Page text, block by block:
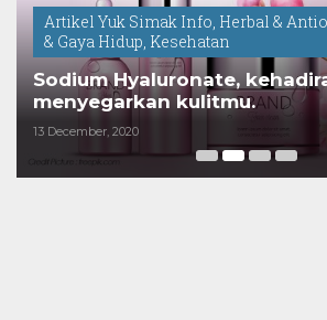
Artikel Yuk Simak Info, Herbal &
& Gaya Hidup, Kesehatan
Sodium Hyaluronate,
menyegarkan kulitmu.
13 December, 2020